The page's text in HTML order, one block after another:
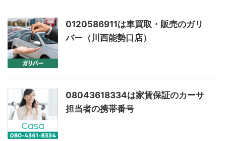
0120586911は車買取・販売のガリ
バー（川西能勢口店）
08043618334は家賃保証のカーサ
担当者の携帯番号